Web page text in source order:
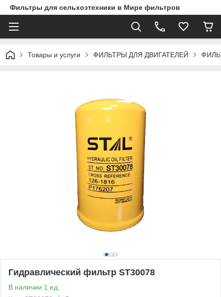
Фильтры для сельхозтехники в Мире фильтров
Товары и услуги ФИЛЬТРЫ ДЛЯ ДВИГАТЕЛЕЙ
Гидравлический фильтр ST30078
В наличии 1 ед.